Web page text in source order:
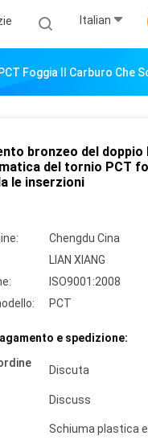
Italian
Foggia Il Carburo Che
bronzeo del doppio
del tornio PCT
le inserzioni
Chengdu Cina
LIAN XIANG
ISO9001:2008
PCT
e spedizione:
Discuta
Discuss
Schiuma plastica